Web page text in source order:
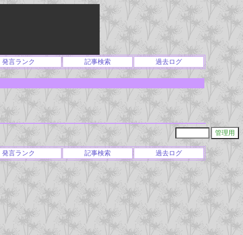
発言ランク 記事検索 過去ログ
発言ランク 記事検索 過去ログ